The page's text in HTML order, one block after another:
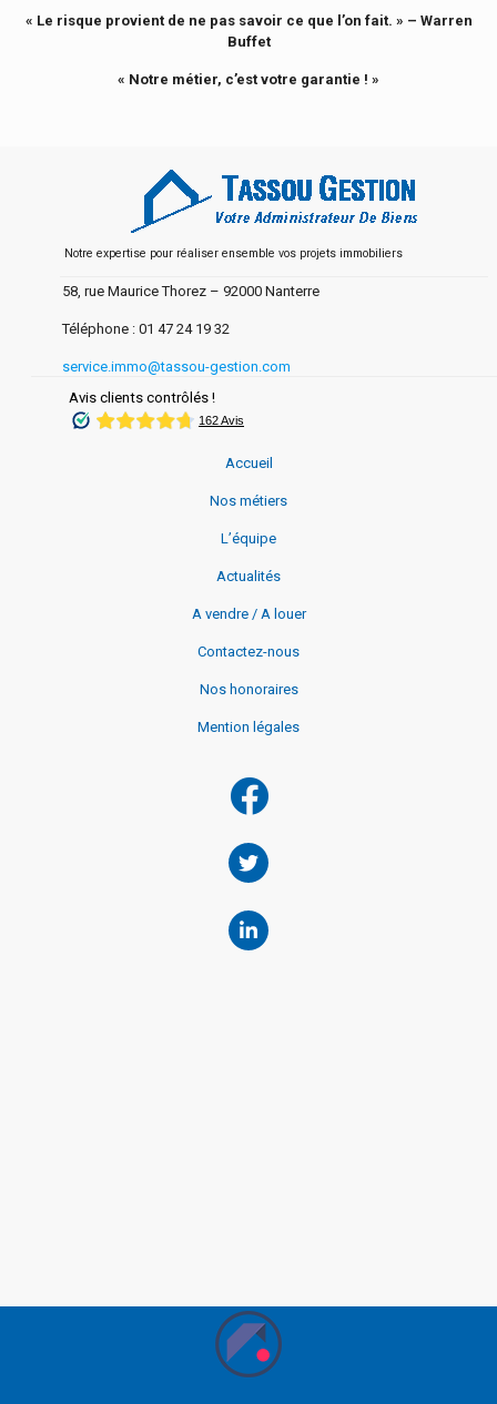
« Le risque provient de ne pas savoir ce que l’on fait. » – Warren
Buffet
« Notre métier, c’est votre garantie ! »
Notre expertise pour réaliser ensemble vos projets immobiliers
58, rue Maurice Thorez – 92000 Nanterre
Téléphone : 01 47 24 19 32
service.immo@tassou-gestion.com
Avis clients contrôlés !
Accueil
Nos métiers
L’équipe
Actualités
A vendre / A louer
Contactez-nous
Nos honoraires
Mention légales